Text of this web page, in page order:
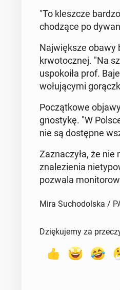
"To klesz­cze
cho­dzą­ce po
Naj­więk­sze obawy
krwo­tocz­nej. "Na
uspo­ko­iła prof.
wo­łu­ją­cy­mi
Po­cząt­ko­we
gno­sty­kę. "W
nie są do­stęp­ne
Za­zna­czy­ła, że
zna­le­zie­nia
pozwala
Mira Suchodolska /
Dziękujemy za